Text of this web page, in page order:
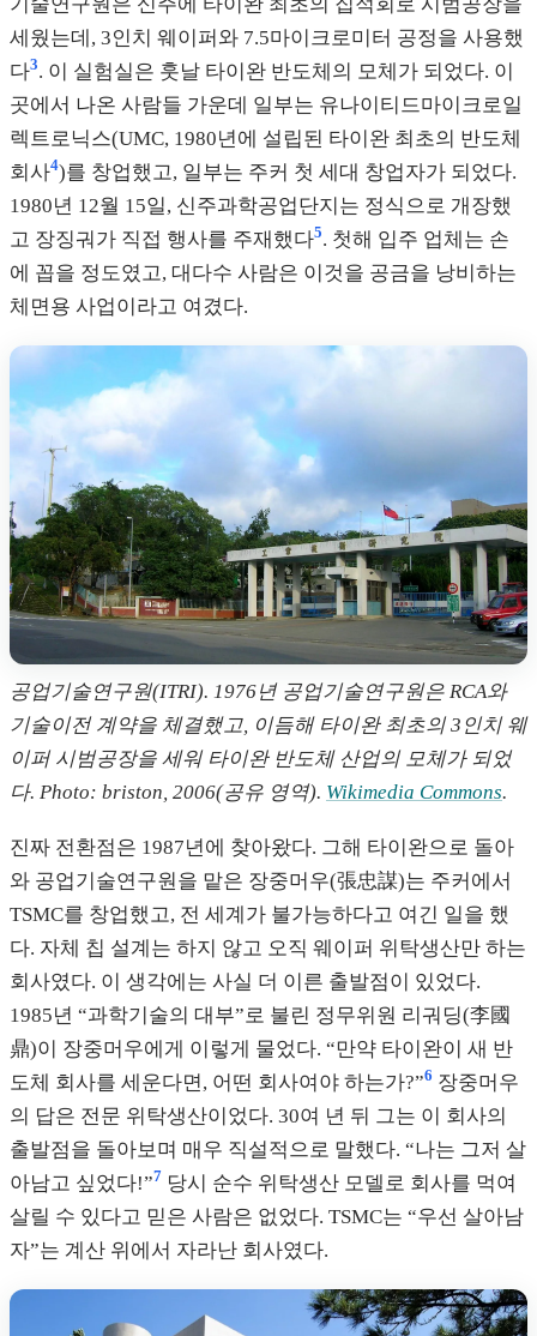
세웠는데, 3인치 웨이퍼와 7.5마이크로미터 공정을 사용했
다3. 이 실험실은 훗날 타이완 반도체의 모체가 되었다. 이
곳에서 나온 사람들 가운데 일부는 유나이티드마이크로일
렉트로닉스(UMC, 1980년에 설립된 타이완 최초의 반도체
회사4)를 창업했고, 일부는 주커 첫 세대 창업자가 되었다.
1980년 12월 15일, 신주과학공업단지는 정식으로 개장했
고 장징궈가 직접 행사를 주재했다5. 첫해 입주 업체는 손
에 꼽을 정도였고, 대다수 사람은 이것을 공금을 낭비하는
체면용 사업이라고 여겼다.
공업기술연구원(ITRI). 1976년 공업기술연구원은 RCA와
기술이전 계약을 체결했고, 이듬해 타이완 최초의 3인치 웨
이퍼 시범공장을 세워 타이완 반도체 산업의 모체가 되었
다. Photo: briston, 2006(공유 영역). Wikimedia Commons.
진짜 전환점은 1987년에 찾아왔다. 그해 타이완으로 돌아
와 공업기술연구원을 맡은 장중머우(張忠謀)는 주커에서
TSMC를 창업했고, 전 세계가 불가능하다고 여긴 일을 했
다. 자체 칩 설계는 하지 않고 오직 웨이퍼 위탁생산만 하는
회사였다. 이 생각에는 사실 더 이른 출발점이 있었다.
1985년 “과학기술의 대부”로 불린 정무위원 리궈딩(李國
鼎)이 장중머우에게 이렇게 물었다. “만약 타이완이 새 반
도체 회사를 세운다면, 어떤 회사여야 하는가?”6 장중머우
의 답은 전문 위탁생산이었다. 30여 년 뒤 그는 이 회사의
출발점을 돌아보며 매우 직설적으로 말했다. “나는 그저 살
아남고 싶었다!”7 당시 순수 위탁생산 모델로 회사를 먹여
살릴 수 있다고 믿은 사람은 없었다. TSMC는 “우선 살아남
자”는 계산 위에서 자라난 회사였다.